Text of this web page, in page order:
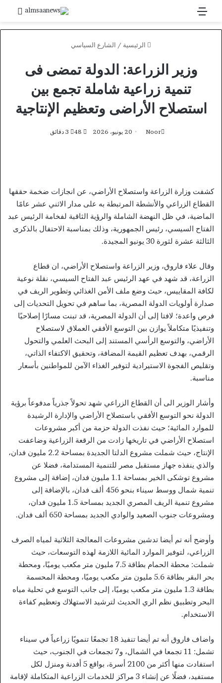
الرئيسية / الشارع السياسي
وزير الزراعة: الدولة تمضى فى
تنمية زراعية شاملة تجمع بين
استصلاح الأراضى وتعظيم الإنتاجية
Noor 20 يونيو، 2026
كشفت وزارة الزراعة واستصلاح الأراضي، عن انجازات ضخمة حققها
القطاع الزراعي والأنشطة المرتبطة به على مدار الاثني عشر عامًا
الماضية، في ظل النهضة الشاملة والرؤية الثاقبة لفخامة الرئيس عبد
الفتاح السيسي، رئيس الجمهورية، وذلك بمناسبة الاحتفال بالذكرى
الثالثة عشرة لثورة 30 يونيو المجيدة.
وقال علاء فاروق، وزير الزراعة واستصلاح الأراضي، ان قطاع
الزراعة، قد شهد في عهد الرئيس عبد الفتاح السيسي، نقلة نوعية
لكافة المقاييس، حيث وضع ملف الأمن الغذائي وتطوير الريف في
صدارة أولويات الدولة المصرية، بما ساهم في تحويل التحديات إلى
فرص واعدة؛ لافتا إلى أن الدولة المصرية، قد تبنت مسارًا إصلاحيًا
وتنفيذيًا متكاملاً يوازن بين التوسع الأفقي العملاق لاستصلاح
الأراضي، والتوسع الرأسي المستند إلى البحث العلمي والتحول
الرقمي، بهدف تعظيم القيمة المضافة، وتحقيق الاكتفاء الذاتي،
وتقليص الفجوة الاستيرادية لتوفير الغذاء الآمن للمواطنين بأسعار
مناسبة.
وأشار الوزير الى أن القطاع الزراعي شهد تحولاً جذرياً مدفوعاً برؤية
الدولة نحو التوسع الأفقي باستصلاح الأراضي والإدارة الرشيدة
للموارد المائية؛ حيث نفذت الدولة حزمة من أكبر مشروعات
استصلاح الأراضي في تاريخها زادت من الرقعة الزراعية وضاعفت
الإنتاج، حيث شملت مشروع الدلتا الجديدة بمساحة 2.2 مليون فدان،
والذي ينفذه جهاز مستقبل مصر للتنمية المستدامة، فضلا عن
مشروع توشكى الخير بمساحة 1.1 مليون فدان، إضافة إلى مشروع
تنمية شمال ووسط سيناء بنحو 456 ألف فدان، بالإضافة إلى
مشروع تنمية الريف المصري الجديد بمساحة 1.5 مليون فدان،
ومشروعات جنوب الصعيد والوادي الجديد بمساحة 650 ألف فدان.
وأوضح أنه تم أيضا تدشين مشروعات المعالجة الثلاثية لمياه الصرف
الزراعي، لتوفير الموارد المائية اللازمة لهذه التوسعات، حيث
شملت: محطة الحمام بطاقة 7.5 مليون متر مكعب يوميًا، ومحطة
بحر البقر بطاقة 5.6 مليون متر مكعب يوميًا، ومحطة المحسمة
بطاقة 1.3 مليون متر مكعب يوميًا، إلى جانب التوسع في تحلية مياه
البحر وتطبيق نظم الري الحديث لترشيد الاستهلاك وتعظيم كفاءة
الاستخدام.
واضاف فاروق أنه تم أيضا تنفيذ 18 تجمعًا تنمويًا زراعياً في سيناء
تشمل: 11 تجمعا في الشمال، و7 تجمعات في الجنوب، حيث
استفادت منها أكثر من 2100 أسرة، بواقع 5 أفدنة ومنزل لكل
مستفيد، فضلًا عن إنشاء 3 مراكز للخدمات الزراعية المتكاملة لإقامة